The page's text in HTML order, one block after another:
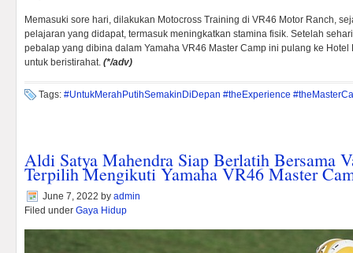
Memasuki sore hari, dilakukan Motocross Training di VR46 Motor Ranch,
pelajaran yang didapat, termasuk meningkatkan stamina fisik. Setelah
pebalap yang dibina dalam Yamaha VR46 Master Camp ini pulang ke
untuk beristirahat. (*/adv)
Tags: #UntukMerahPutihSemakinDiDepan #theExperience
Aldi Satya Mahendra Siap Berlatih Bersama
Terpilih Mengikuti Yamaha VR46 Master
June 7, 2022 by admin
Filed under Gaya Hidup